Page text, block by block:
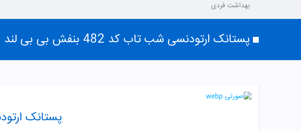
بهداشت فردی
پستانک ارتودنسی شب تاب کد 482 بنفش بی بی لند